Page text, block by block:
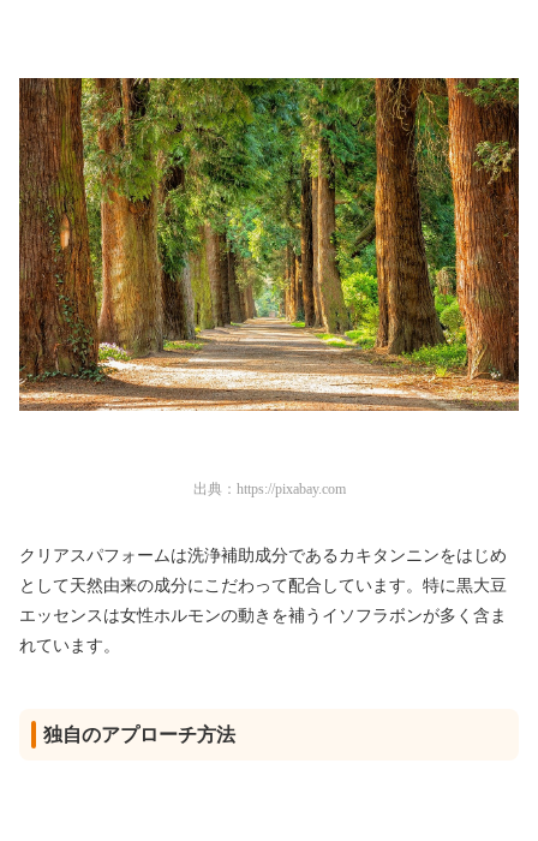
出典： https://pixabay.com
クリアスパフォームは洗浄補助成分であるカキタンニンをはじめ
として天然由来の成分にこだわって配合しています。特に黒大豆
エッセンスは女性ホルモンの動きを補うイソフラボンが多く含ま
れています。
独自のアプローチ方法